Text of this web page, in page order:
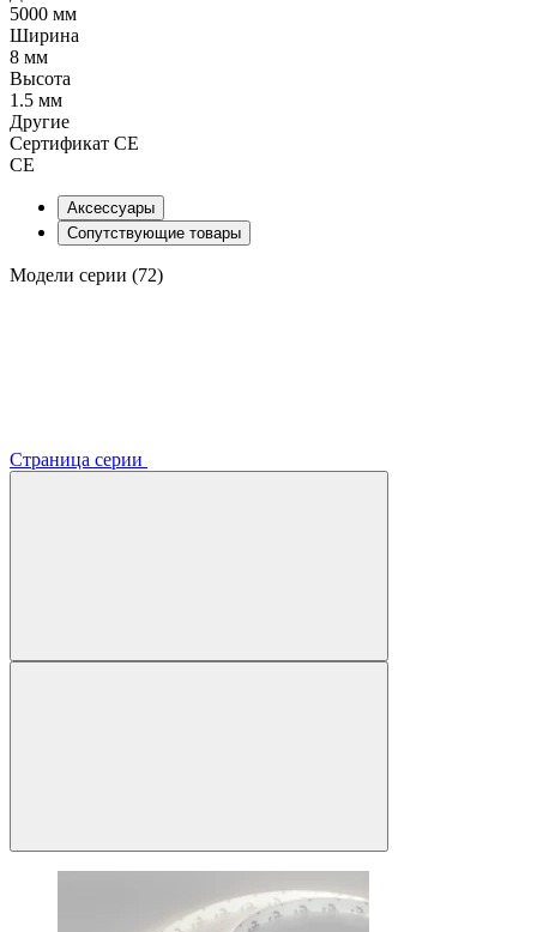
5000 мм
Ширина
8 мм
Высота
1.5 мм
Другие
Сертификат CE
CE
Аксессуары
Сопутствующие товары
Модели серии (72)
Страница серии